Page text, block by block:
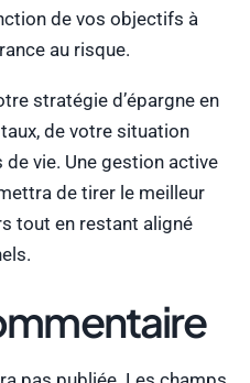
de vos objectifs à
au risque.
stratégie d’épargne en
de votre situation
vie. Une gestion active
de tirer le meilleur
tout en restant aligné